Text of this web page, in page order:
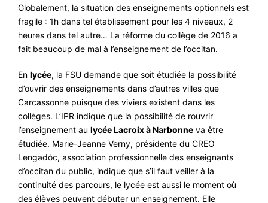
Globalement, la situation des enseignements optionnels est
fragile : 1h dans tel établissement pour les 4 niveaux, 2
heures dans tel autre… La réforme du collège de 2016 a
fait beaucoup de mal à l’enseignement de l’occitan.
En lycée, la FSU demande que soit étudiée la possibilité
d’ouvrir des enseignements dans d’autres villes que
Carcassonne puisque des viviers existent dans les
collèges. L’IPR indique que la possibilité de rouvrir
l’enseignement au lycée Lacroix à Narbonne va être
étudiée. Marie-Jeanne Verny, présidente du CREO
Lengadòc, association professionnelle des enseignants
d’occitan du public, indique que s’il faut veiller à la
continuité des parcours, le lycée est aussi le moment où
des élèves peuvent débuter un enseignement. Elle